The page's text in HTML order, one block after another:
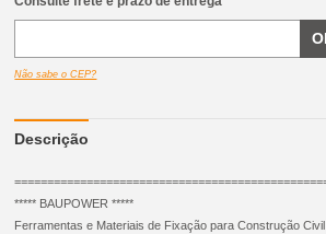
Não sabe o CEP?
Descrição
***** BAUPOWER *****
Ferramentas e Materiais de Fixação para Construção Civil